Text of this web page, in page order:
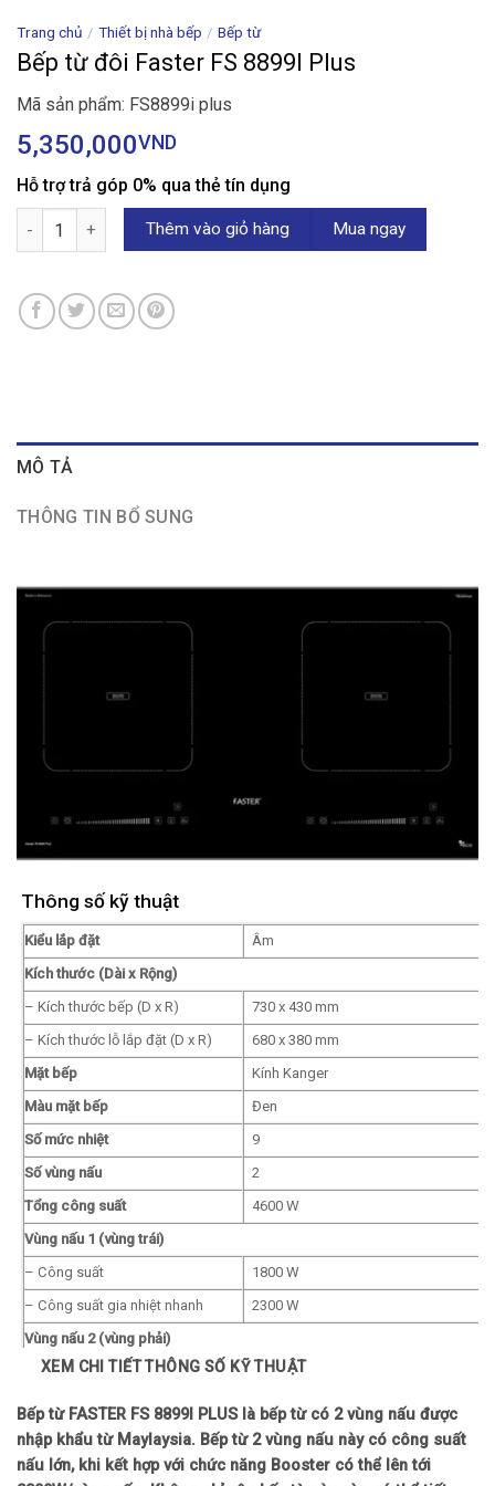
Trang chủ / Thiết bị nhà bếp / Bếp từ
Bếp từ đôi Faster FS 8899I Plus
Mã sản phẩm: FS8899i plus
5,350,000VND
Hỗ trợ trả góp 0% qua thẻ tín dụng
Bếp từ đôi Faster FS 8899I Plus số lượng
Thêm vào giỏ hàng Mua ngay
MÔ TẢ
THÔNG TIN BỔ SUNG
Thông số kỹ thuật
Kiểu lắp đặt
Âm
Kích thước (Dài x Rộng)
– Kích thước bếp (D x R)
730 x 430 mm
– Kích thước lỗ lắp đặt (D x R)
680 x 380 mm
Mặt bếp
Kính Kanger
Màu mặt bếp
Đen
Số mức nhiệt
9
Số vùng nấu
2
Tổng công suất
4600 W
Vùng nấu 1 (vùng trái)
– Công suất
1800 W
– Công suất gia nhiệt nhanh
2300 W
Vùng nấu 2 (vùng phải)
– Công suất
1800 W
– Công suất gia nhiệt nhanh
2300 W
Số vùng nấu bật gia nhiệt nhanh
cùng lúc
2
XEM CHI TIẾT THÔNG SỐ KỸ THUẬT
Bếp từ FASTER FS 8899I PLUS là bếp từ có 2 vùng nấu được
nhập khẩu từ Maylaysia. Bếp từ 2 vùng nấu này có công suất
nấu lớn, khi kết hợp với chức năng Booster có thể lên tới